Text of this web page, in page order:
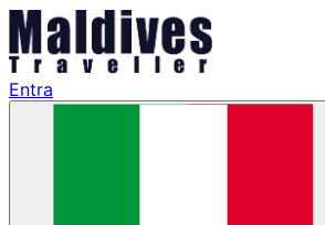
Entra